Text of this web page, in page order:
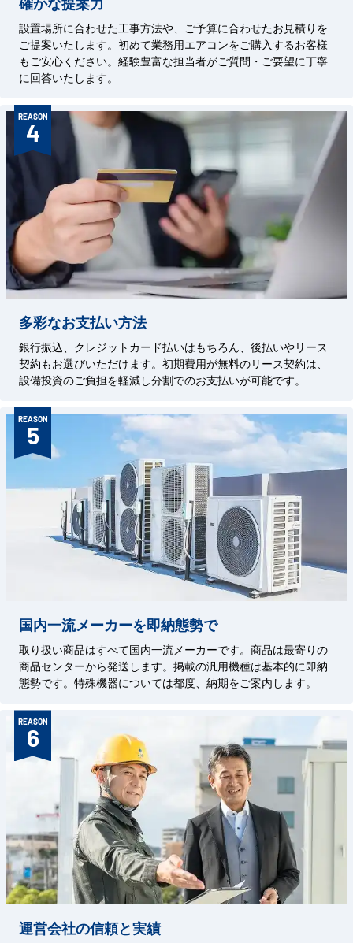
設置場所に合わせた工事方法や、ご予算に合わせたお見積りを
ご提案いたします。初めて業務用エアコンをご購入するお客様
もご安心ください。経験豊富な担当者がご質問・ご要望に丁寧
に回答いたします。
REASON
4
多彩なお支払い方法
銀行振込、クレジットカード払いはもちろん、後払いやリース
契約もお選びいただけます。初期費用が無料のリース契約は、
設備投資のご負担を軽減し分割でのお支払いが可能です。
REASON
5
国内一流メーカーを即納態勢で
取り扱い商品はすべて国内一流メーカーです。商品は最寄りの
商品センターから発送します。掲載の汎用機種は基本的に即納
態勢です。特殊機器については都度、納期をご案内します。
REASON
6
運営会社の信頼と実績